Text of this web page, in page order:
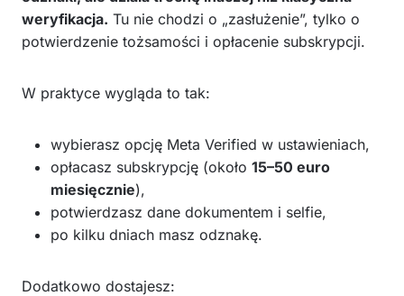
weryfikacja. Tu nie chodzi o „zasłużenie”, tylko o
potwierdzenie tożsamości i opłacenie subskrypcji.
W praktyce wygląda to tak:
wybierasz opcję Meta Verified w ustawieniach,
opłacasz subskrypcję (około 15–50 euro
miesięcznie),
potwierdzasz dane dokumentem i selfie,
po kilku dniach masz odznakę.
Dodatkowo dostajesz: